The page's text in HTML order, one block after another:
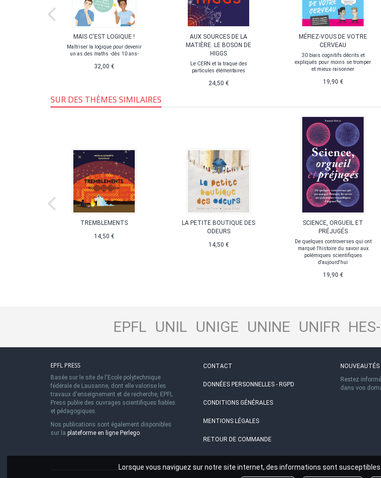
Lorsque vous naviguez sur notre site internet, des informations sont
MAIS C'EST LOGIQUE !
Maîtriser la logique pour devenir
un as des maths -dès 10 ans-
32,00 €
AUX SOURCES DE LA
MATIÈRE. LE BOSON DE
HIGGS
Le CERN et la traque des
particules élémentaires
24,50 €
MÉFIEZ-VOUS DE VOTRE
CERVEAU
30 biais cognitifs décrits et
expliqués pour moins se tromper
et mieux raisonner
19,90 €
SUR DES THÈMES SIMILAIRES
TREMBLEMENTS
14,50 €
LA PETITE BOUTIQUE DES
ODEURS
14,50 €
SCIENCE, ORGUEIL ET
PRÉJUGÉS
De quelques controverses qui ont
marqué l'histoire du savoir aux
polémiques scientifiques
d'aujourd'hui
19,90 €
EPFL UNIL UNIGE UNINE UNIFR
EPFL PRESS
Basée sur le site de l'Ecole polytechnique
fédérale de Lausanne, dont elle valorise les
travaux d'enseignement et de recherche, EPFL
Press publie des ouvrages scientifiques fiables
et pédagogiques.
Nos publications sont également disponibles
sur la plateforme en ligne Perlego.
CONTACT
DONNÉES PERSONNELLES - RGPD
CONDITIONS GÉNÉRALES
MENTIONS LÉGALES
RETOUR DE COMMANDE
NOUVEAUTÉS
Restez
dans vos